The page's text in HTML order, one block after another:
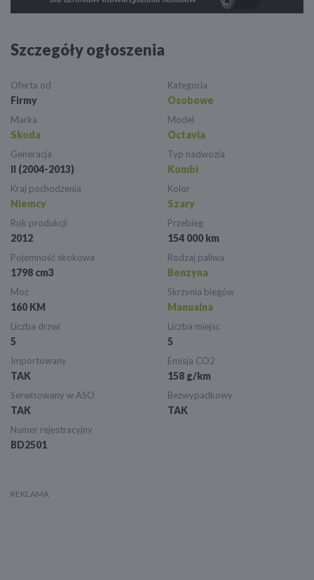
Szczegóły ogłoszenia
Oferta od
Firmy
Kategoria
Osobowe
Marka
Skoda
Model
Octavia
Generacja
II (2004-2013)
Typ nadwozia
Kombi
Kraj pochodzenia
Niemcy
Kolor
Szary
Rok produkcji
2012
Przebieg
154 000 km
Pojemność skokowa
1798 cm3
Rodzaj paliwa
Benzyna
Moc
160 KM
Skrzynia biegów
Manualna
Liczba drzwi
5
Liczba miejsc
5
Importowany
TAK
Emisja CO2
158 g/km
Serwisowany w ASO
TAK
Bezwypadkowy
TAK
Numer rejestracyjny
BD2501